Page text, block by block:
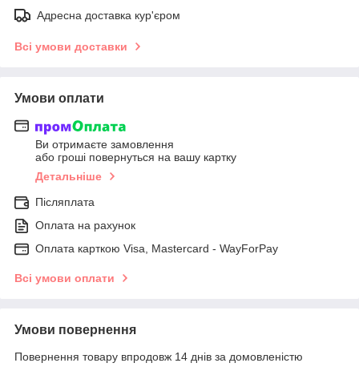
Адресна доставка кур'єром
Всі умови доставки
Умови оплати
Ви отримаєте замовлення
або гроші повернуться на вашу картку
Детальніше
Післяплата
Оплата на рахунок
Оплата карткою Visa, Mastercard - WayForPay
Всі умови оплати
Умови повернення
Повернення товару впродовж 14 днів за домовленістю